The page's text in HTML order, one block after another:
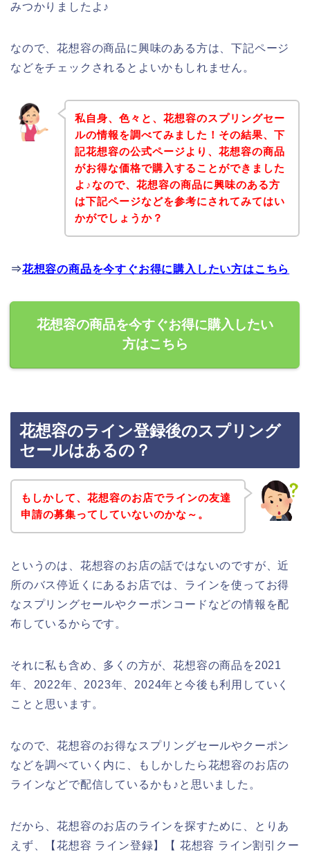
みつかりましたよ♪
なので、花想容の商品に興味のある方は、下記ページ
などをチェックされるとよいかもしれません。
私自身、色々と、花想容のスプリングセー
ルの情報を調べてみました！その結果、下
記花想容の公式ページより、花想容の商品
がお得な価格で購入することができました
よ♪なので、花想容の商品に興味のある方
は下記ページなどを参考にされてみてはい
かがでしょうか？
⇒花想容の商品を今すぐお得に購入したい方はこちら
花想容の商品を今すぐお得に購入したい
方はこちら
花想容のライン登録後のスプリング
セールはあるの？
もしかして、花想容のお店でラインの友達
申請の募集ってしていないのかな～。
というのは、花想容のお店の話ではないのですが、近
所のバス停近くにあるお店では、ラインを使ってお得
なスプリングセールやクーポンコードなどの情報を配
布しているからです。
それに私も含め、多くの方が、花想容の商品を2021
年、2022年、2023年、2024年と今後も利用していく
ことと思います。
なので、花想容のお得なスプリングセールやクーポン
などを調べていく内に、もしかしたら花想容のお店の
ラインなどで配信しているかも♪と思いました。
だから、花想容のお店のラインを探すために、とりあ
えず、【花想容 ライン登録】【 花想容 ライン割引クー